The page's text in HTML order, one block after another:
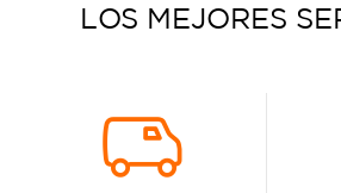
LOS MEJORES